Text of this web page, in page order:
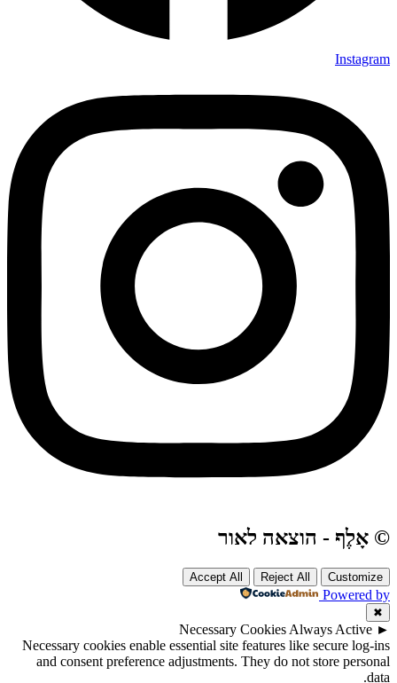
Instagram
© אָלֶף - הוצאה לאור
Customize
Reject All
Accept All
Powered by
✖
►
Necessary Cookies Always Active
Necessary cookies enable essential site features like secure log-ins
and consent preference adjustments. They do not store personal
data.